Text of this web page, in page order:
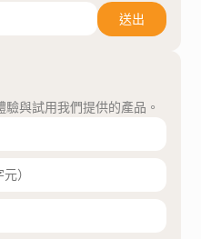
送出
與試用我們提供的產品。